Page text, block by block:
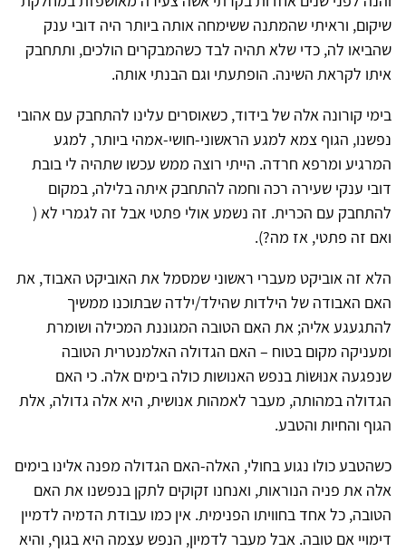
שיקום, וראיתי שהמתנה ששימחה אותה ביותר היה דובי ענק
שהביאו לה, כדי שלא תהיה לבד כשהמבקרים הולכים, ותתחבק
איתו לקראת השינה. הופתעתי וגם הבנתי אותה.
בימי קורונה אלה של בידוד, כשאוסרים עלינו להתחבק עם אהובי
נפשנו, הגוף צמא למגע הראשוני-חושי-אמהי ביותר, למגע
המרגיע ומרפא חרדה. הייתי רוצה ממש עכשו שתהיה לי בובת
דובי ענקי שעירה רכה וחמה להתחבק איתה בלילה, במקום
להתחבק עם הכרית. זה נשמע אולי פתטי אבל זה לגמרי לא (
ואם זה פתטי, אז מה?).
הלא זה אוביקט מעברי ראשוני שמסמל את האוביקט האבוד, את
האם האבודה של הילדות שהילד/ילדה שבתוכנו ממשיך
להתגעגע אליה; את האם הטובה המגוננת המכילה ושומרת
ומעניקה מקום בטוח – האם הגדולה האלמנטרית הטובה
שנפגעה אנוּשוֹת בנפש האנושות כולה בימים אלה. כי האם
הגדולה במהותה, מעבר לאמהות אנושית, היא אלה גדולה, אלת
הגוף והחיות והטבע.
כשהטבע כולו נגוע בחולי, האלה-האם הגדולה מפנה אלינו בימים
אלה את פניה הנוראות, ואנחנו זקוקים לתקן בנפשנו את האם
הטובה, כל אחד בחוויתו הפנימית. אין כמו עבודת הדמיה לדמיין
דימויי אם טובה. אבל מעבר לדמיון, הנפש עצמה היא בגוף, והיא